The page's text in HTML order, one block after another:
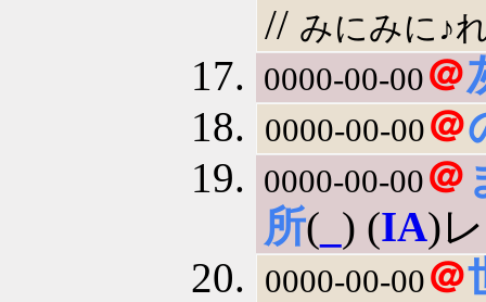
// みにみに♪
0000-00-00＠
0000-00-00＠
0000-00-00＠
所( ) (IA)
0000-00-00＠